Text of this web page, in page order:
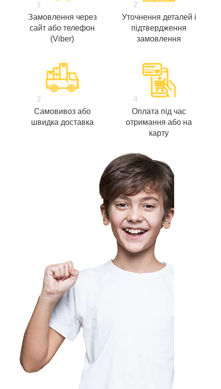
1
Замовлення через
сайт або телефон
(Viber)
2
Уточнення деталей і
підтвердження
замовлення
3
Самовивоз або
швидка доставка
4
Оплата під час
отримання або на
карту